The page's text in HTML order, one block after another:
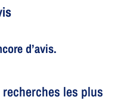
d’avis.
recherches les plus